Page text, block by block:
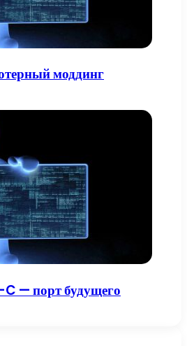
моддинг
— порт будущего